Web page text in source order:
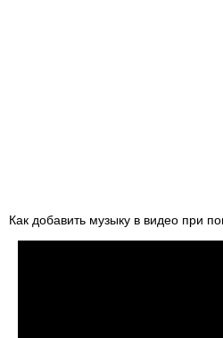
Как добавить музыку в видео при